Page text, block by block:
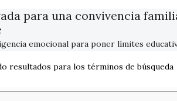
para una convivencia
emocional para poner límites
resultados para los términos de búsqueda